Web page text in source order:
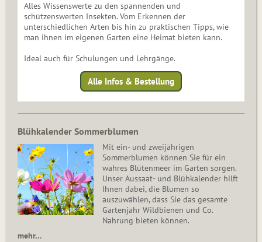
Alles Wissenswerte zu den spannenden und
schützenswerten Insekten. Vom Erkennen der
unterschiedlichen Arten bis hin zu praktischen Tipps, wie
man ihnen im eigenen Garten eine Heimat bieten kann.
Ideal auch für Schulungen und Lehrgänge.
Alle Infos & Bestellung
Blühkalender Sommerblumen
Mit ein- und zweijährigen
Sommerblumen können Sie für ein
wahres Blütenmeer im Garten sorgen.
Unser Aussaat- und Blühkalender hilft
Ihnen dabei, die Blumen so
auszuwählen, dass Sie das gesamte
Gartenjahr Wildbienen und Co.
Nahrung bieten können.
mehr…